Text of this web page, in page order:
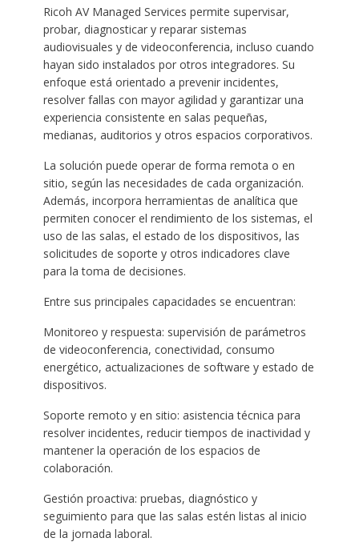
Ricoh AV Managed Services permite supervisar,
probar, diagnosticar y reparar sistemas
audiovisuales y de videoconferencia, incluso cuando
hayan sido instalados por otros integradores. Su
enfoque está orientado a prevenir incidentes,
resolver fallas con mayor agilidad y garantizar una
experiencia consistente en salas pequeñas,
medianas, auditorios y otros espacios corporativos.
La solución puede operar de forma remota o en
sitio, según las necesidades de cada organización.
Además, incorpora herramientas de analítica que
permiten conocer el rendimiento de los sistemas, el
uso de las salas, el estado de los dispositivos, las
solicitudes de soporte y otros indicadores clave
para la toma de decisiones.
Entre sus principales capacidades se encuentran:
Monitoreo y respuesta: supervisión de parámetros
de videoconferencia, conectividad, consumo
energético, actualizaciones de software y estado de
dispositivos.
Soporte remoto y en sitio: asistencia técnica para
resolver incidentes, reducir tiempos de inactividad y
mantener la operación de los espacios de
colaboración.
Gestión proactiva: pruebas, diagnóstico y
seguimiento para que las salas estén listas al inicio
de la jornada laboral.